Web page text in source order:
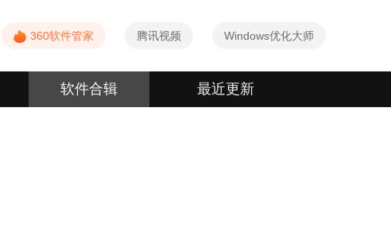
360软件管家 腾讯视频 Windows优化大师
软件合辑 最近更新